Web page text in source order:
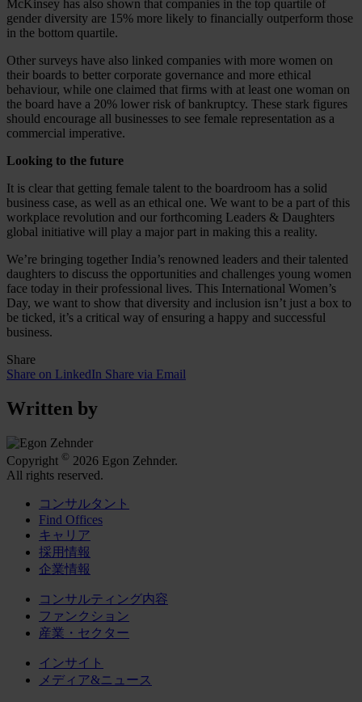
McKinsey has also shown that companies in the top quartile of
gender diversity are 15% more likely to financially outperform those
in the bottom quartile.
Other surveys have also linked companies with more women on
their boards to better corporate governance and more ethical
behaviour, while one claimed that firms with at least one woman on
the board have a 20% lower risk of bankruptcy. These stark figures
should encourage all businesses to see female representation as a
commercial imperative.
Looking to the future
It is clear that getting female talent to the boardroom has a solid
business case, as well as an ethical one. We want to be a part of this
workplace revolution and our forthcoming Leaders & Daughters
global initiative will play a major part in making this a reality.
We’re bringing together India’s renowned leaders and their talented
daughters to discuss the opportunities and challenges young women
face today in their professional lives. This International Women’s
Day, we want to show that diversity and inclusion isn’t just a box to
be ticked, it’s a critical way of ensuring a happy and successful
business.
Share
Share on LinkedIn Share via Email
Written by
Copyright © 2026 Egon Zehnder.
All rights reserved.
コンサルタント
Find Offices
キャリア
採用情報
企業情報
コンサルティング内容
ファンクション
産業・セクター
インサイト
メディア&ニュース